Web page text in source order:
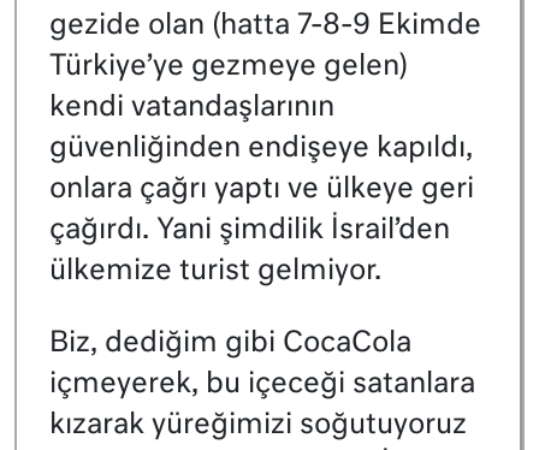
gezide olan (hatta 7-8-9 Ekimde
Türkiye’ye gezmeye gelen)
kendi vatandaşlarının
güvenliğinden endişeye kapıldı,
onlara çağrı yaptı ve ülkeye geri
çağırdı. Yani şimdilik İsrail’den
ülkemize turist gelmiyor.
Biz, dediğim gibi CocaCola
içmeyerek, bu içeceği satanlara
kızarak yüreğimizi soğutuyoruz